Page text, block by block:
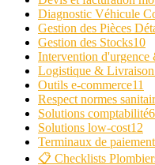
Diagnostic Véhicule
Gestion des Pièces
Gestion des Stocks10
Intervention d'urgence
Logistique & Livraison
Outils e-commerce11
Respect normes
Solutions comptabilité6
Solutions low-cost12
Terminaux de paiement
📋 Checklists